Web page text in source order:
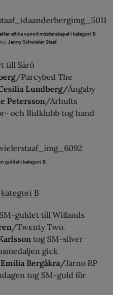
att ha vunnit mästerskapet i kategori B
Jenny Schwieler Staaf
till Särö
/Parcybed The
Lundberg/Ängaby
Petersson /Arhults
och Ridklubb tog hand
guldet i kategori B.
B
guldet till Willands
/Twenty Two.
tog SM-silver
gick
Emilia Bergåkra/Jarno RP
tog SM-guld för